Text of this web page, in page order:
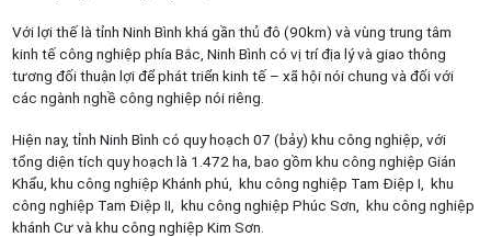
Với lợi thế là tỉnh Ninh Bình khá gần thủ đô (90km) và vùng trung tâm
kinh tế công nghiệp phía Bắc, Ninh Bình có vị trí địa lý và giao thông
tương đối thuận lợi để phát triển kinh tế – xã hội nói chung và đối với
các ngành nghề công nghiệp nói riêng.
Hiện nay, tỉnh Ninh Bình có quy hoạch 07 (bảy) khu công nghiệp, với
tổng diện tích quy hoạch là 1.472 ha, bao gồm khu công nghiệp Gián
Khẩu, khu công nghiệp Khánh phú, khu công nghiệp Tam Điệp I, khu
công nghiệp Tam Điệp II, khu công nghiệp Phúc Sơn, khu công nghiệp
khánh Cư và khu công nghiệp Kim Sơn.